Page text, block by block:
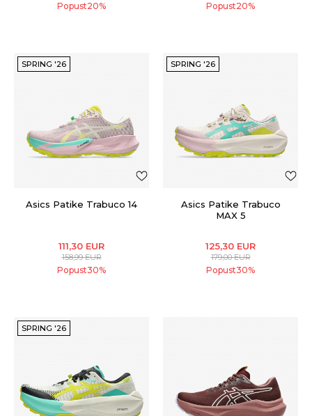
Popust20% Popust20%
SPRING '26
Asics Patike Trabuco 14
111,30 EUR
158,99EUR
Popust30%
SPRING '26
Asics Patike Trabuco
MAX 5
125,30 EUR
179,00EUR
Popust30%
SPRING '26